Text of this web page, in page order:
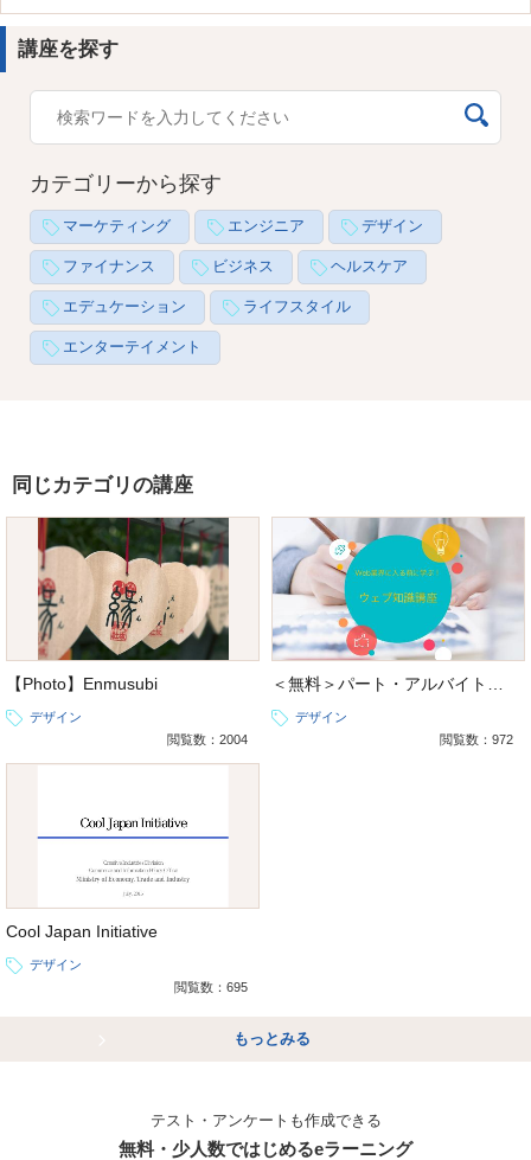
講座を探す
カテゴリーから探す
マーケティング エンジニア デザイン
ファイナンス ビジネス ヘルスケア
エデュケーション ライフスタイル
エンターテイメント
同じカテゴリの講座
【Photo】Enmusubi
デザイン
閲覧数：2004
＜無料＞パート・アルバイト向け Web業界に入る前に学ぶ！最低限のウェブ基礎研修
デザイン
閲覧数：972
Cool Japan Initiative
デザイン
閲覧数：695
もっとみる
テスト・アンケートも作成できる
無料・少人数ではじめるeラーニング